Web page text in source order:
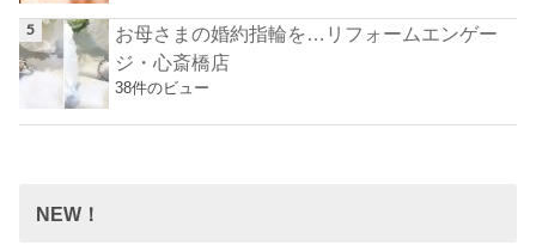
お母さまの婚約指輪を…リフォームエンゲー
ジ・心斎橋店
38件のビュー
NEW！